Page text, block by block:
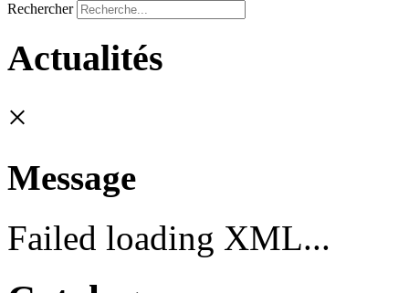
Rechercher
Actualités
×
Message
Failed loading XML...